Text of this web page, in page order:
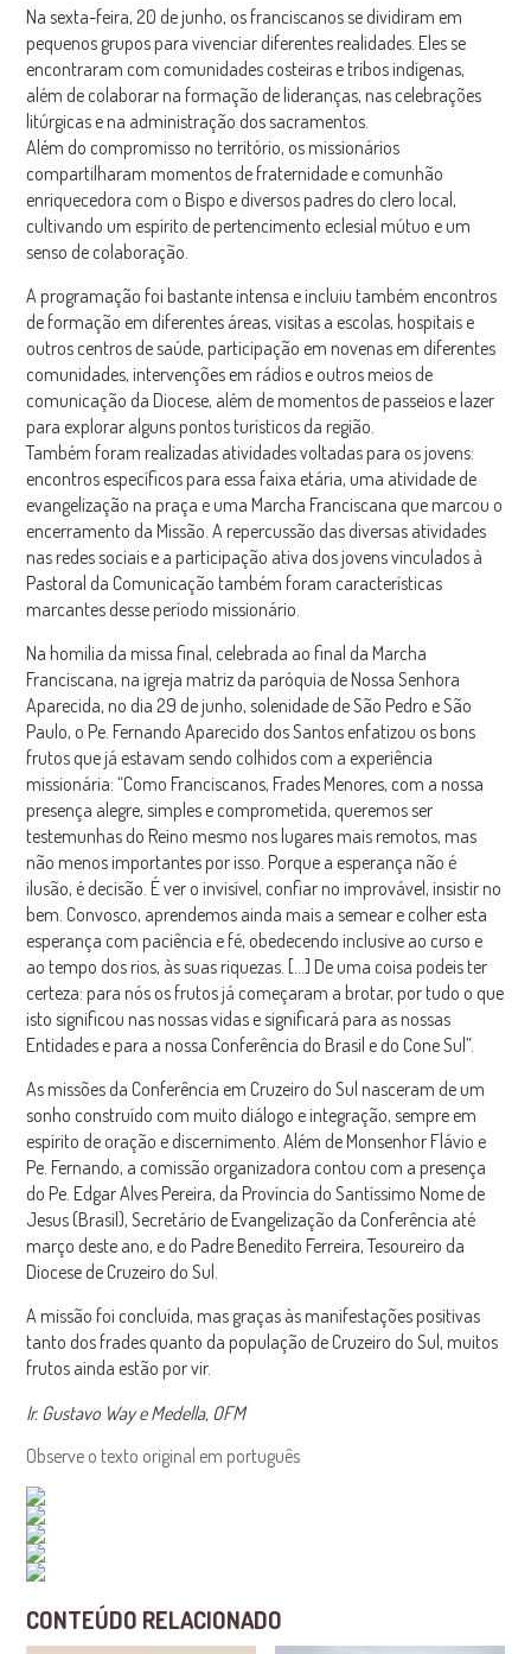
Na sexta-feira, 20 de junho, os franciscanos se dividiram em
pequenos grupos para vivenciar diferentes realidades. Eles se
encontraram com comunidades costeiras e tribos indígenas,
além de colaborar na formação de lideranças, nas celebrações
litúrgicas e na administração dos sacramentos.
Além do compromisso no território, os missionários
compartilharam momentos de fraternidade e comunhão
enriquecedora com o Bispo e diversos padres do clero local,
cultivando um espírito de pertencimento eclesial mútuo e um
senso de colaboração.
A programação foi bastante intensa e incluiu também encontros
de formação em diferentes áreas, visitas a escolas, hospitais e
outros centros de saúde, participação em novenas em diferentes
comunidades, intervenções em rádios e outros meios de
comunicação da Diocese, além de momentos de passeios e lazer
para explorar alguns pontos turísticos da região.
Também foram realizadas atividades voltadas para os jovens:
encontros específicos para essa faixa etária, uma atividade de
evangelização na praça e uma Marcha Franciscana que marcou o
encerramento da Missão. A repercussão das diversas atividades
nas redes sociais e a participação ativa dos jovens vinculados à
Pastoral da Comunicação também foram características
marcantes desse período missionário.
Na homilia da missa final, celebrada ao final da Marcha
Franciscana, na igreja matriz da paróquia de Nossa Senhora
Aparecida, no dia 29 de junho, solenidade de São Pedro e São
Paulo, o Pe. Fernando Aparecido dos Santos enfatizou os bons
frutos que já estavam sendo colhidos com a experiência
missionária: “Como Franciscanos, Frades Menores, com a nossa
presença alegre, simples e comprometida, queremos ser
testemunhas do Reino mesmo nos lugares mais remotos, mas
não menos importantes por isso. Porque a esperança não é
ilusão, é decisão. É ver o invisível, confiar no improvável, insistir no
bem. Convosco, aprendemos ainda mais a semear e colher esta
esperança com paciência e fé, obedecendo inclusive ao curso e
ao tempo dos rios, às suas riquezas. […] De uma coisa podeis ter
certeza: para nós os frutos já começaram a brotar, por tudo o que
isto significou nas nossas vidas e significará para as nossas
Entidades e para a nossa Conferência do Brasil e do Cone Sul”.
As missões da Conferência em Cruzeiro do Sul nasceram de um
sonho construído com muito diálogo e integração, sempre em
espírito de oração e discernimento. Além de Monsenhor Flávio e
Pe. Fernando, a comissão organizadora contou com a presença
do Pe. Edgar Alves Pereira, da Província do Santíssimo Nome de
Jesus (Brasil), Secretário de Evangelização da Conferência até
março deste ano, e do Padre Benedito Ferreira, Tesoureiro da
Diocese de Cruzeiro do Sul.
A missão foi concluída, mas graças às manifestações positivas
tanto dos frades quanto da população de Cruzeiro do Sul, muitos
frutos ainda estão por vir.
Ir. Gustavo Way e Medella, OFM
Observe o texto original em português
CONTEÚDO RELACIONADO